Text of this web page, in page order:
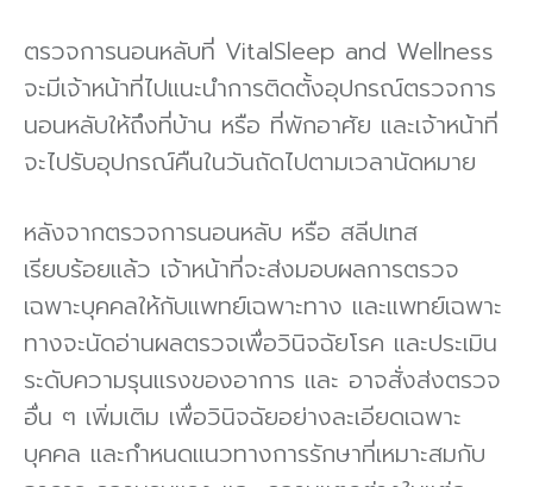
ตรวจการนอนหลับที่ VitalSleep and Wellness
จะมีเจ้าหน้าที่ไปแนะนําการติดตั้งอุปกรณ์ตรวจการ
นอนหลับให้ถึงที่บ้าน หรือ ที่พักอาศัย และเจ้าหน้าที่
จะไปรับอุปกรณ์คืนในวันถัดไปตามเวลานัดหมาย
หลังจากตรวจการนอนหลับ หรือ สลีปเทส
เรียบร้อยแล้ว เจ้าหน้าที่จะส่งมอบผลการตรวจ
เฉพาะบุคคลให้กับแพทย์เฉพาะทาง และแพทย์เฉพาะ
ทางจะนัดอ่านผลตรวจเพื่อวินิจฉัยโรค และประเมิน
ระดับความรุนแรงของอาการ และ อาจสั่งส่งตรวจ
อื่น ๆ เพิ่มเติม เพื่อวินิจฉัยอย่างละเอียดเฉพาะ
บุคคล และกําหนดแนวทางการรักษาที่เหมาะสมกับ